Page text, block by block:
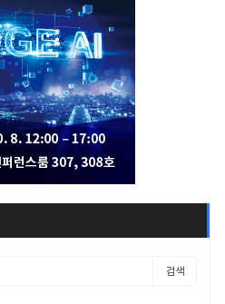
검색